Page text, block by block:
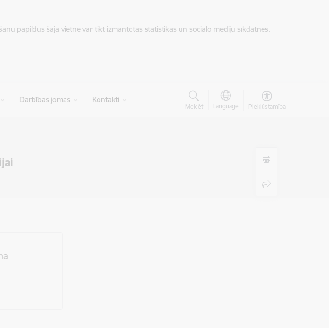
papildus šajā vietnē var tikt izmantotas statistikas un sociālo mediju sīkdatnes.
Darbības jomas Kontakti
Meklēt Language Piekļūstamība